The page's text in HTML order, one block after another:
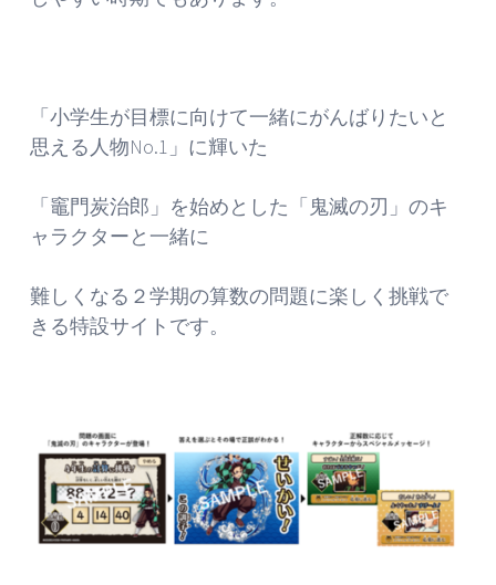
「小学生が目標に向けて一緒にがんばりたいと
思える人物No.1」に輝いた
「竈門炭治郎」を始めとした「鬼滅の刃」のキ
ャラクターと一緒に
難しくなる２学期の算数の問題に楽しく挑戦で
きる特設サイトです。